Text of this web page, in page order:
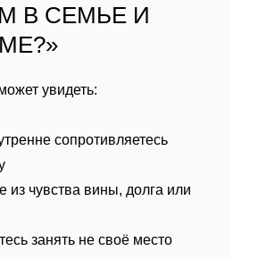
В СЕМЬЕ И
увидеть:
сопротивляетесь
из чувства вины, долга или
занять не своё место